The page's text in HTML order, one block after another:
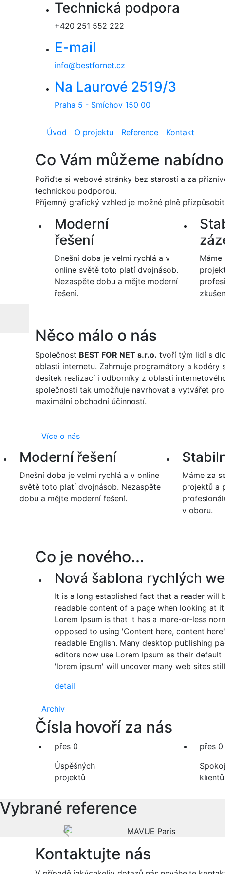
Přejít k hlavnímu obsahuTechnická podpora
+420 251 552 222
E-mail
info@bestfornet.cz
Na Laurové 2519/3
Praha 5 - Smíchov 150 00
Úvod O projektu Reference Kontakt
Co Vám můžeme
Pořiďte si webové stránky bez starostí a za
technickou podporou.
Příjemný grafický vzhled je možné plně
Moderní
řešení
Dnešní doba je velmi rychlá a v
online světě toto platí dvojnásob.
Nezaspěte dobu a mějte moderní
řešení.
Něco málo o nás
Společnost BEST FOR NET s.r.o. tvoří tým lidí s
oblasti internetu. Zahrnuje programátory a kodéry
desítek realizací i odborníky z oblasti
společnosti tak umožňuje navrhovat a vytvářet
maximální obchodní účinností.
Více o nás
Naše služby
Moderní řešení
Dnešní doba je velmi rychlá a v online
světě toto platí dvojnásob. Nezaspěte
dobu a mějte moderní řešení.
Máme za
projektů a
v oboru.
Co je nového...
Nová šablona rychlých
It is a long established fact that a reader will
readable content of a page when looking at
Lorem Ipsum is that it has a more-or-less
opposed to using 'Content here, content
readable English. Many desktop publishing
editors now use Lorem Ipsum as their
'lorem ipsum' will uncover many web sites
detail
Archiv
Čísla hovoří za nás
přes 0
Úspěšných
projektů
přes 0
klientů
Vybrané reference
Previous
Kontaktujte nás